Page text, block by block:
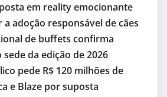
em reality emocionante
adoção responsável de cães
de buffets confirma
da edição de 2026
pede R$ 120 milhões de
e Blaze por suposta